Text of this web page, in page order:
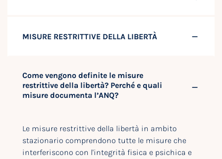
MISURE RESTRITTIVE DELLA LIBERTÀ
Come vengono definite le misure
restrittive della libertà? Perché e quali
misure documenta l’ANQ?
Le misure restrittive della libertà in ambito
stazionario comprendono tutte le misure che
interferiscono con l'integrità fisica e psichica e